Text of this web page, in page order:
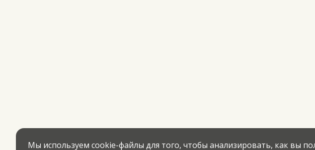
Мы используем cookie-файлы для того, чтобы анализировать, как вы